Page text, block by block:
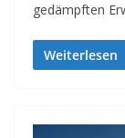
gedämpften
Weiterlesen